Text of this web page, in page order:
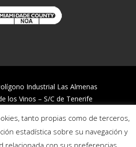
Industrial Las Almenas
los Vinos – S/C de Tenerife
tanto propias como de terceros,
estadística sobre su navegación y